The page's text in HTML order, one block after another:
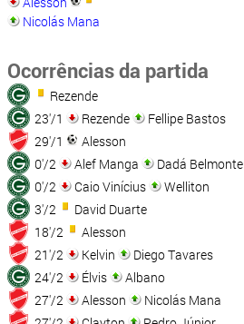
Nicolás Mana
Ocorrências da partida
Rezende
23'/1
Rezende
Fellipe Bastos
29'/1
Alesson
0'/2
Alef Manga
Dadá Belmonte
0'/2
Caio Vinícius
Welliton
3'/2
David Duarte
18'/2
Alesson
21'/2
Kelvin
Diego Tavares
24'/2
Élvis
Albano
27'/2
Alesson
Nicolás Mana